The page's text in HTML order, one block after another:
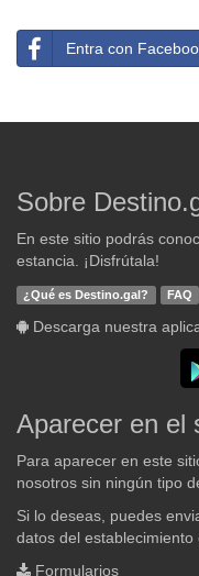
Entra con
Sobre
En este sitio podrás
estancia. ¡Disfrútala!
¿Qué es Destino.gal? FAQ
Descarga nuestra
Aparecer en el
Para aparecer en este
nosotros sin ningún tipo
Si lo deseas, puedes
datos del
Formularios